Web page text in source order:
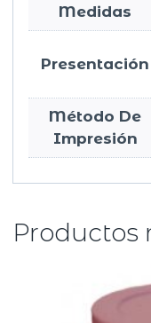
Medidas
Presentación
Método De
Impresión
Productos